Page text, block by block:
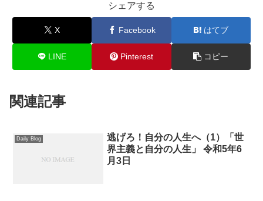
シェアする
X Facebook はてブ
LINE Pinterest コピー
関連記事
Daily Blog
逃げろ！自分の人生へ（1）「世
界主義と自分の人生」 令和5年6
月3日